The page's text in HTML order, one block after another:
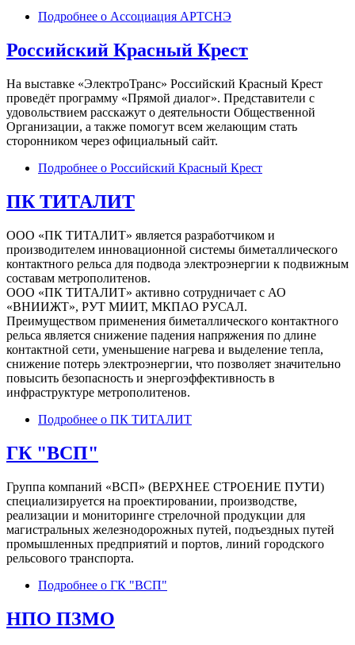
Подробнее о Ассоциация АРТСНЭ
Российский Красный Крест
На выставке «ЭлектроТранс» Российский Красный Крест
проведёт программу «Прямой диалог». Представители с
удовольствием расскажут о деятельности Общественной
Организации, а также помогут всем желающим стать
сторонником через официальный сайт.
Подробнее о Российский Красный Крест
ПК ТИТАЛИТ
ООО «ПК ТИТАЛИТ» является разработчиком и
производителем инновационной системы биметаллического
контактного рельса для подвода электроэнергии к подвижным
составам метрополитенов.
ООО «ПК ТИТАЛИТ» активно сотрудничает с АО
«ВНИИЖТ», РУТ МИИТ, МКПАО РУСАЛ.
Преимуществом применения биметаллического контактного
рельса является снижение падения напряжения по длине
контактной сети, уменьшение нагрева и выделение тепла,
снижение потерь электроэнергии, что позволяет значительно
повысить безопасность и энергоэффективность в
инфраструктуре метрополитенов.
Подробнее о ПК ТИТАЛИТ
ГК "ВСП"
Группа компаний «ВСП» (ВЕРХНЕЕ СТРОЕНИЕ ПУТИ)
специализируется на проектировании, производстве,
реализации и мониторинге стрелочной продукции для
магистральных железнодорожных путей, подъездных путей
промышленных предприятий и портов, линий городского
рельсового транспорта.
Подробнее о ГК "ВСП"
НПО ПЗМО